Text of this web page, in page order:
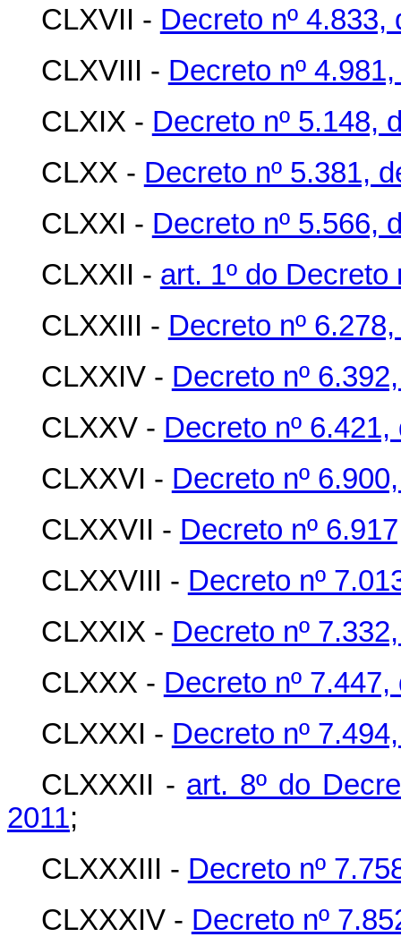
CLXVII - Decreto nº
CLXVIII - Decreto nº
CLXIX - Decreto nº 5.148,
CLXX - Decreto nº 5.381,
CLXXI - Decreto nº 5.566,
CLXXII - art. 1º do Decreto
CLXXIII - Decreto nº
CLXXIV - Decreto nº
CLXXV - Decreto nº
CLXXVI - Decreto nº
CLXXVII - Decreto nº
CLXXVIII - Decreto nº
CLXXIX - Decreto nº
CLXXX - Decreto nº
CLXXXI - Decreto nº
CLXXXII - art. 8º do
2011;
CLXXXIII - Decreto nº
CLXXXIV - Decreto nº